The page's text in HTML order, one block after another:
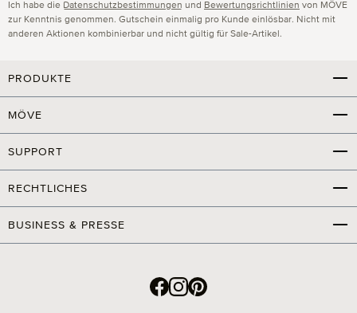
Ich habe die Datenschutzbestimmungen und Bewertungsrichtlinien von MÖVE
zur Kenntnis genommen. Gutschein einmalig pro Kunde einlösbar. Nicht mit
anderen Aktionen kombinierbar und nicht gültig für Sale-Artikel.
PRODUKTE
MÖVE
SUPPORT
RECHTLICHES
BUSINESS & PRESSE